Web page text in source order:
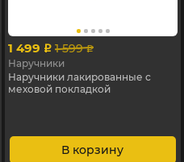
1 499 p 1 599 p
Наручники
Наручники лакированные с
меховой покладкой
В корзину